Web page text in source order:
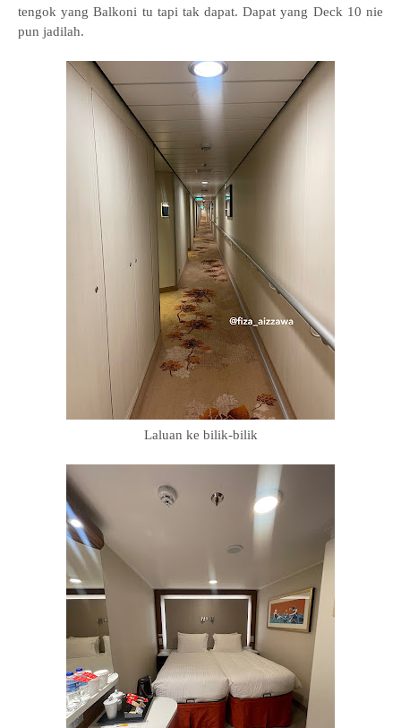
tengok yang Balkoni tu tapi tak dapat. Dapat yang Deck 10 nie
pun jadilah.
Laluan ke bilik-bilik